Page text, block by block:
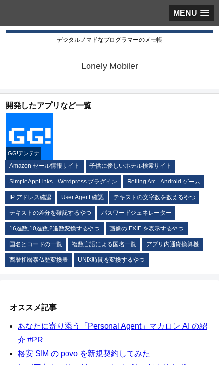
MENU
デジタルノマドなプログラマーのメモ帳
Lonely Mobiler
開発したアプリなど一覧
GG!アンテナ
Amazon セール情報サイト 子供に優しいホテル検索サイト
SimpleAppLinks - Wordpress プラグイン Rolling Arc - Android ゲーム
IP アドレス確認 User Agent 確認 テキストの文字数を数えるやつ
テキストの差分を確認するやつ パスワードジェネレーター
16進数,10進数,2進数変換するやつ 画像の EXIF を表示するやつ
国名とコードの一覧 複数言語による国名一覧 アプリ内通貨換算機
西暦和暦泰仏歴変換表 UNIX時間を変換するやつ
オススメ記事
あなたに寄り添う「Personal Agent」マカロン AI の紹
介 #PR
格安 SIM の povo を新規契約してみた